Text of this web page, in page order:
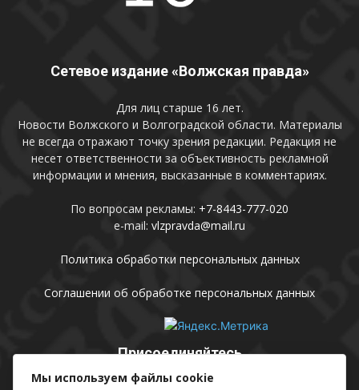
Сетевое издание «Волжская правда»
Для лиц старше 16 лет.
Новости Волжского и Волгоградской области. Материалы
не всегда отражают точку зрения редакции. Редакция не
несет ответственности за объективность рекламной
информации и мнения, высказанные в комментариях.
По вопросам рекламы: +7-8443-777-020
e-mail: vlzpravda@mail.ru
Политика обработки персональных данных
Соглашении об обработке персональных данных
Присоединяйтесь
Мы используем файлы cookie